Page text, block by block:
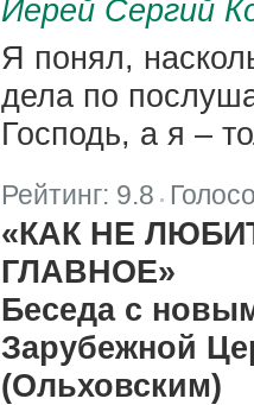
Иерей Сергий
Я понял,
дела по
Господь, а я –
Рейтинг: 9.8 |
«КАК НЕ
ГЛАВНОЕ»
Беседа с
Зарубежной
(Ольховским)